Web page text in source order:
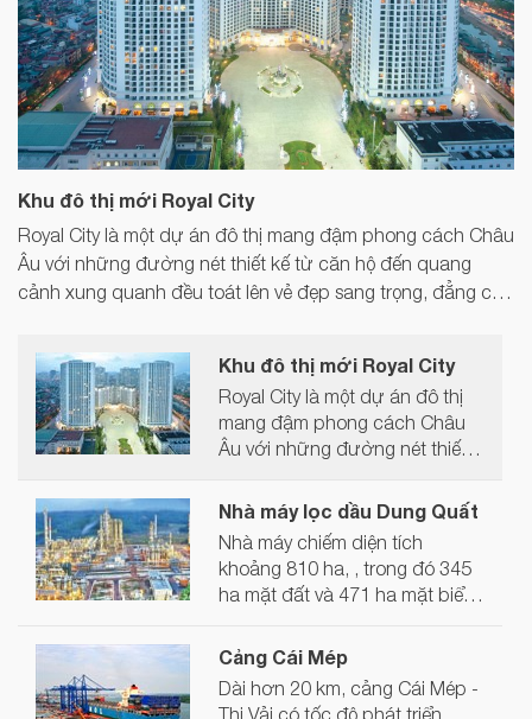
Khu đô thị mới Royal City
Royal City là một dự án đô thị mang đậm phong cách Châu
Âu với những đường nét thiết kế từ căn hộ đến quang
cảnh xung quanh đều toát lên vẻ đẹp sang trọng, đẳng cấp
Hà Nội có thể đáp ứng tốt nhiều loại hình dịch vụ khác
nhau như khách sạn nghỉ dưỡng, cho thuê văn phòng, thế
giới ẩm thực, thể thao, vui chơi giải trí và khu vực mua sắm.
Khu đô thị mới Royal City
Royal City là một dự án đô thị
mang đậm phong cách Châu
Âu với những đường nét thiết
xung quanh đều toát lên vẻ đẹp
sang trọng, đẳng cấp và đầy
quý tộc. Là một mô hình phức
hợp nên Royal City Hà Nội có
thể đáp ứng tốt nhiều loại hình
sạn nghỉ dưỡng, cho thuê văn
phòng, thế giới ẩm thực, thể
thao, vui chơi giải trí và khu vực
Nhà máy lọc dầu Dung Quất
Nhà máy chiếm diện tích
khoảng 810 ha, , trong đó 345
ha mặt đất và 471 ha mặt biển.
là 6,5 triệu tấn dầu thô/năm
/năm tương đương 148.000
thùng/ngày, dự kiến đáp ứng
Cảng Cái Mép
Dài hơn 20 km, cảng Cái Mép -
Thị Vải có tốc độ phát triển